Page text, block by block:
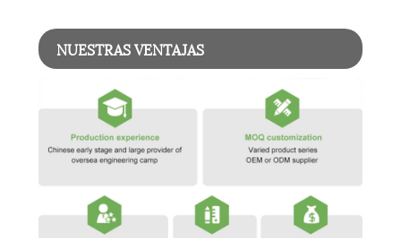
NUESTRAS VENTAJAS